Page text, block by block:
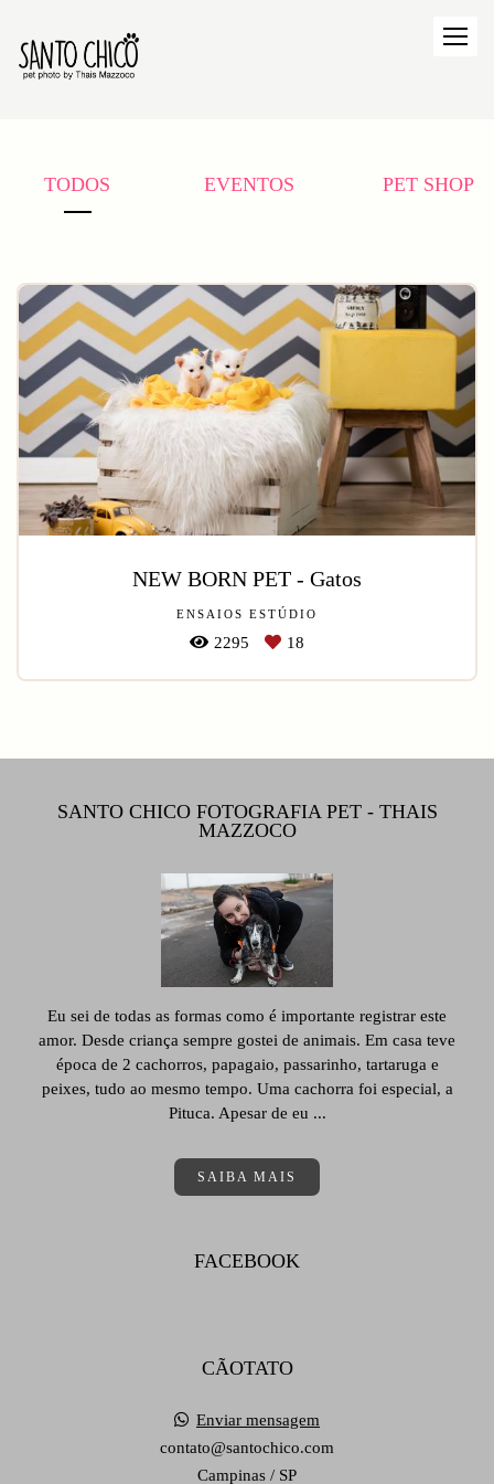
TODOS EVENTOS PET SHOP
NEW BORN PET - Gatos
ENSAIOS ESTÚDIO
2295 18
SANTO CHICO FOTOGRAFIA PET - THAIS
MAZZOCO
Eu sei de todas as formas como é importante registrar este
amor. Desde criança sempre gostei de animais. Em casa teve
época de 2 cachorros, papagaio, passarinho, tartaruga e
peixes, tudo ao mesmo tempo. Uma cachorra foi especial, a
Pituca. Apesar de eu ...
SAIBA MAIS
FACEBOOK
CÃOTATO
Enviar mensagem
contato@santochico.com
Campinas / SP